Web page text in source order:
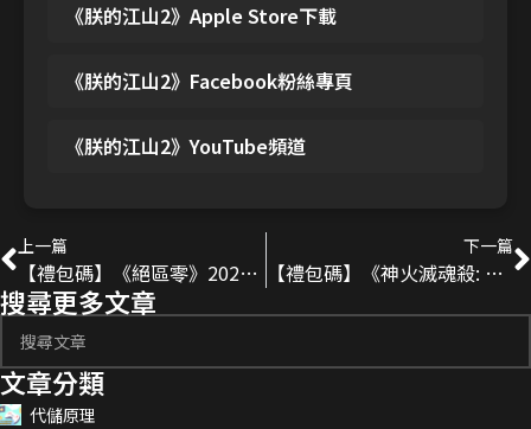
《朕的江山2》Apple Store下載
《朕的江山2》Facebook粉絲專頁
《朕的江山2》YouTube頻道
上一篇
【禮包碼】《絕區零》2025-3月最新序號分享！
下一篇
【禮包碼】《神火滅魂殺: 傳承崛起》2025最新序號分享！
搜尋更多文章
文章分類
代儲原理